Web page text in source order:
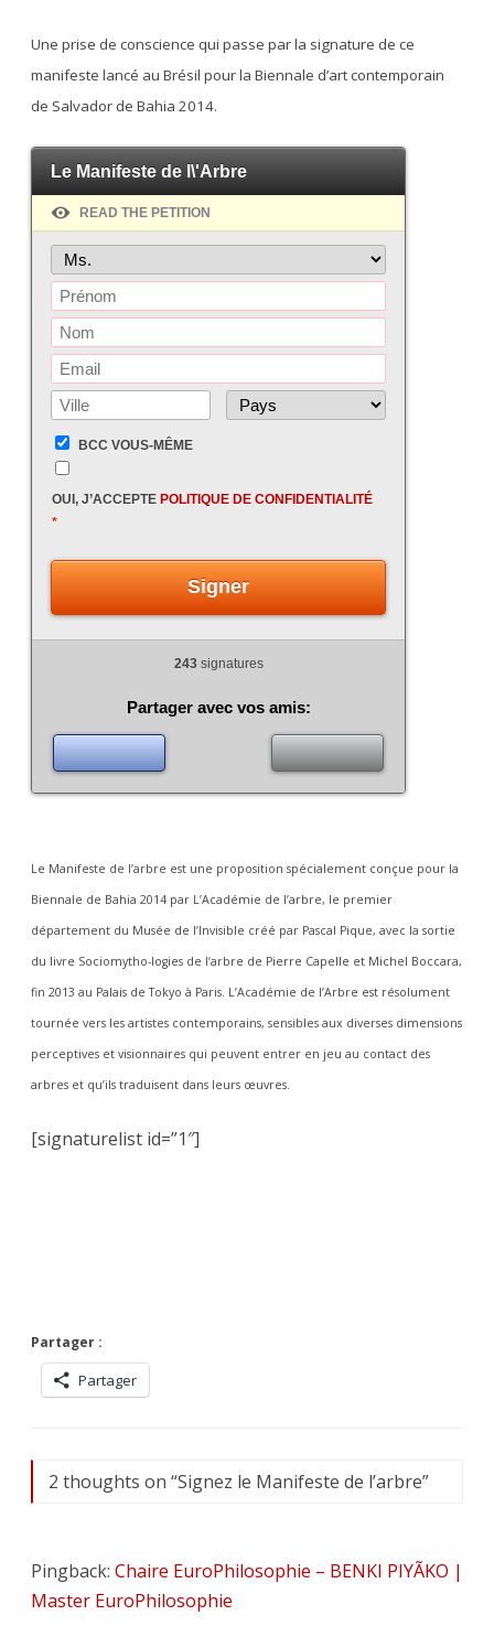
Une prise de conscience qui passe par la signature de ce
manifeste lancé au Brésil pour la Biennale d’art contemporain
de Salvador de Bahia 2014.
Le Manifeste de l\'Arbre
READ THE PETITION
BCC VOUS-MÊME
OUI, J’ACCEPTE POLITIQUE DE CONFIDENTIALITÉ
*
Signer
243signatures
Partager avec vos amis:
Le Manifeste de l’arbre est une proposition spécialement conçue pour la
Biennale de Bahia 2014 par L’Académie de l’arbre, le premier
département du Musée de l’Invisible créé par Pascal Pique, avec la sortie
du livre Sociomytho-logies de l’arbre de Pierre Capelle et Michel Boccara,
fin 2013 au Palais de Tokyo à Paris. L’Académie de l’Arbre est résolument
tournée vers les artistes contemporains, sensibles aux diverses dimensions
perceptives et visionnaires qui peuvent entrer en jeu au contact des
arbres et qu’ils traduisent dans leurs œuvres.
[signaturelist id=”1″]
Partager :
Partager
2 thoughts on “Signez le Manifeste de l’arbre”
Pingback: Chaire EuroPhilosophie – BENKI PIYÃKO |
Master EuroPhilosophie